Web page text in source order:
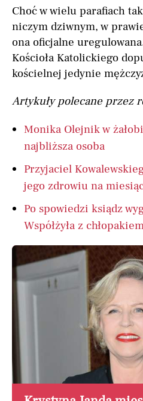
Choć w wielu parafiach
niczym dziwnym, w
ona oficjalne
Kościoła Katolickiego
kościelnej jedynie
Artykuły polecane przez
Monika Olejnik w
najbliższa osoba
Przyjaciel
jego zdrowiu na
Po spowiedzi ksiądz
Współżyła z